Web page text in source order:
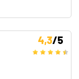
4,3/5